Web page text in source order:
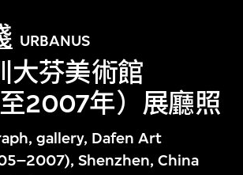
URBANUS
大芬美術館
2007年）展廳照
gallery, Dafen Art
Shenzhen, China